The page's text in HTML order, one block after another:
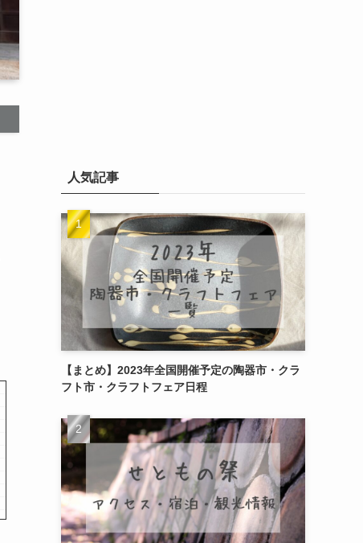
人気記事
【まとめ】2023年全国開催予定の陶器市・クラ
フト市・クラフトフェア日程